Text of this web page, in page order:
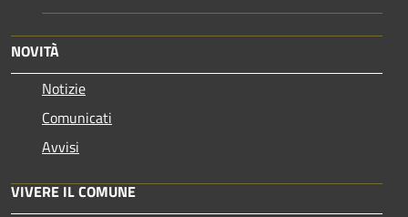
NOVITÀ
Notizie
Comunicati
Avvisi
VIVERE IL COMUNE